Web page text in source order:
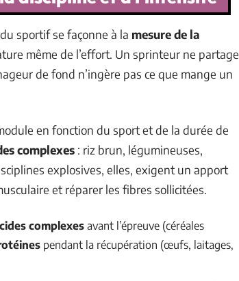
sportif se façonne à la mesure de la
même de l’effort. Un sprinteur ne partage
de fond n’ingère pas ce que mange un
en fonction du sport et de la durée de
complexes : riz brun, légumineuses,
explosives, elles, exigent un apport
et réparer les fibres sollicitées.
complexes avant l’épreuve (céréales
pendant la récupération (œufs, laitages,